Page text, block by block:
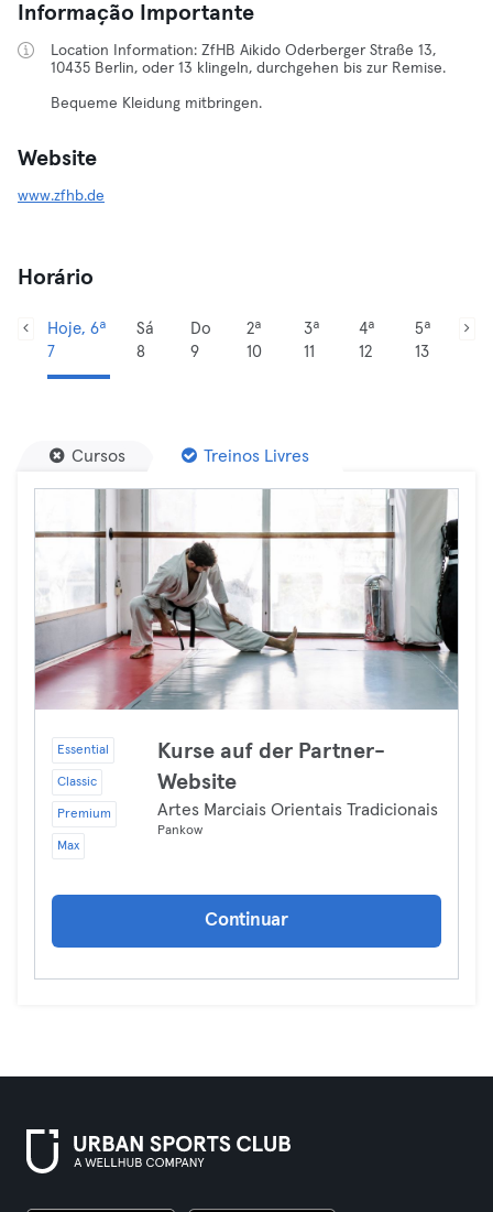
Informação Importante
Location Information: ZfHB Aikido Oderberger Straße 13,
10435 Berlin, oder 13 klingeln, durchgehen bis zur Remise.
Bequeme Kleidung mitbringen.
Website
www.zfhb.de
Horário
Hoje, 6ª
7
Sá
8
Do
9
2ª
10
3ª
11
4ª
12
5ª
13
Cursos Treinos Livres
Essential
Classic
Premium
Max
Kurse auf der Partner-
Website
Artes Marciais Orientais Tradicionais
Pankow
Continuar